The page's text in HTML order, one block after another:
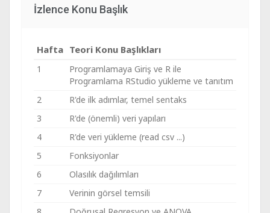
İzlence Konu Başlık
Hafta Teori Konu Başlıkları
1
Programlamaya Giriş ve R ile
Programlama RStudio yükleme ve tanıtım
2
R'de ilk adımlar, temel sentaks
3
R'de (önemli) veri yapıları
4
R'de veri yükleme (read csv ...)
5
Fonksiyonlar
6
Olasılık dağılımları
7
Verinin görsel temsili